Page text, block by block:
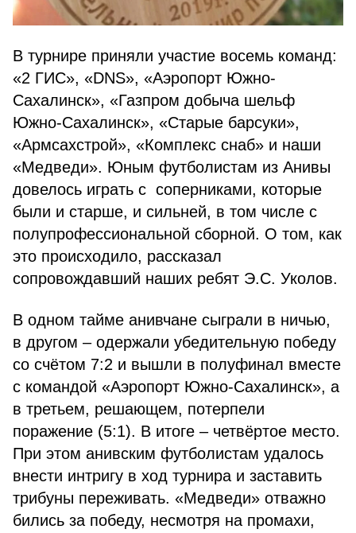
В турнире приняли участие восемь команд:
«2 ГИС», «DNS», «Аэропорт Южно-
Сахалинск», «Газпром добыча шельф
Южно-Сахалинск», «Старые барсуки»,
«Армсахстрой», «Комплекс снаб» и наши
«Медведи». Юным футболистам из Анивы
довелось играть с соперниками, которые
были и старше, и сильней, в том числе с
полупрофессиональной сборной. О том, как
это происходило, рассказал
сопровождавший наших ребят Э.С. Уколов.
В одном тайме анивчане сыграли в ничью,
в другом – одержали убедительную победу
со счётом 7:2 и вышли в полуфинал вместе
с командой «Аэропорт Южно-Сахалинск», а
в третьем, решающем, потерпели
поражение (5:1). В итоге – четвёртое место.
При этом анивским футболистам удалось
внести интригу в ход турнира и заставить
трибуны переживать. «Медведи» отважно
бились за победу, несмотря на промахи,